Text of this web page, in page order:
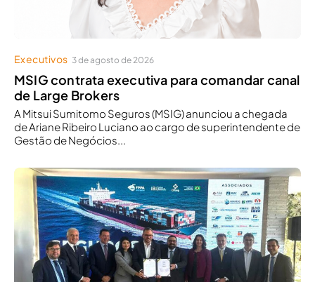
Executivos 3 de agosto de 2026
MSIG contrata executiva para comandar canal
de Large Brokers
A Mitsui Sumitomo Seguros (MSIG) anunciou a chegada
de Ariane Ribeiro Luciano ao cargo de superintendente de
Gestão de Negócios...